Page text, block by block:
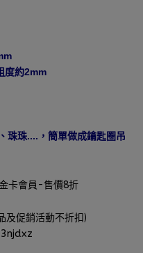
度約2mm
珠珠....，簡單做成鑰匙圈吊
卡會員-售價8折
及促銷活動不折扣)